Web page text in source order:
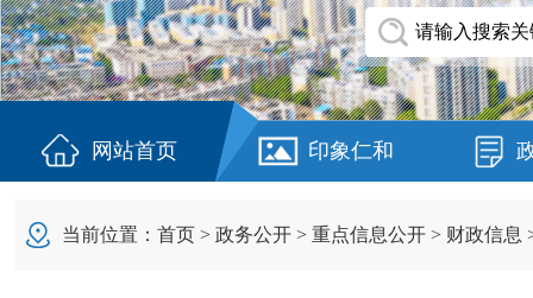
网站首页 印象仁和
当前位置： 首页 > 政务公开 > 重点信息公开 > 财政信息